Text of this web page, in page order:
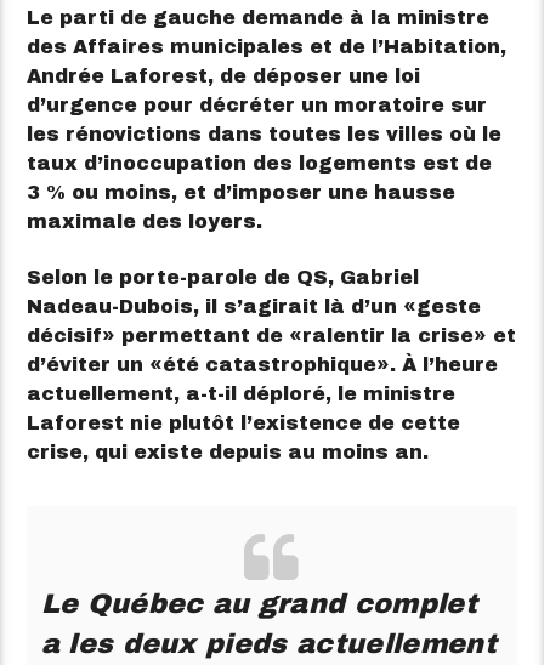
Le parti de gauche demande à la ministre
des Affaires municipales et de l’Habitation,
Andrée Laforest, de déposer une loi
d’urgence pour décréter un moratoire sur
les rénovictions dans toutes les villes où le
taux d’inoccupation des logements est de
3 % ou moins, et d’imposer une hausse
maximale des loyers.
Selon le porte-parole de QS, Gabriel
Nadeau-Dubois, il s’agirait là d’un
geste
décisif
permettant de ralentir la crise
et
d’éviter un
été catastrophique
. À l’heure
actuellement, a-t-il déploré, le ministre
Laforest nie plutôt l’existence de cette
crise, qui existe depuis au moins an.
Le Québec au grand complet
a les deux pieds actuellement